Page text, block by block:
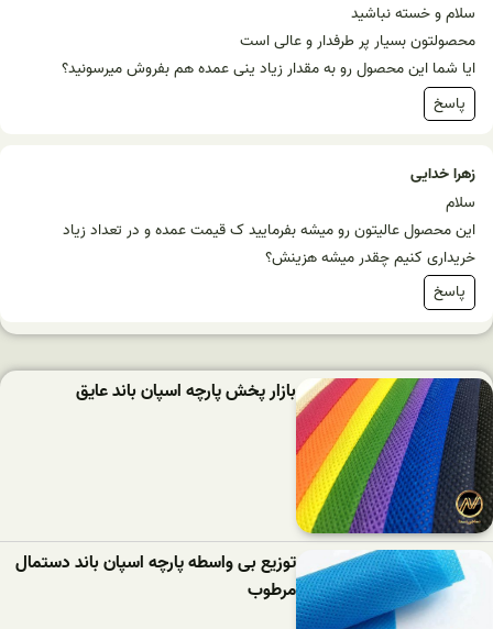
سلام و خسته نباشید
محصولتون بسیار پر طرفدار و عالی است
ایا شما این محصول رو به مقدار زیاد ینی عمده هم بفروش میرسونید؟
پاسخ
زهرا خدایی
سلام
این محصول عالیتون رو میشه بفرمایید ک قیمت عمده و در تعداد زیاد
خریداری کنیم چقدر میشه هزینش؟
پاسخ
بازار پخش پارچه اسپان باند عایق
توزیع بی واسطه پارچه اسپان باند دستمال
مرطوب